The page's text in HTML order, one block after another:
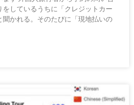
をしているうちに「クレジットカー
聞かれる。そのたびに「現地払いの